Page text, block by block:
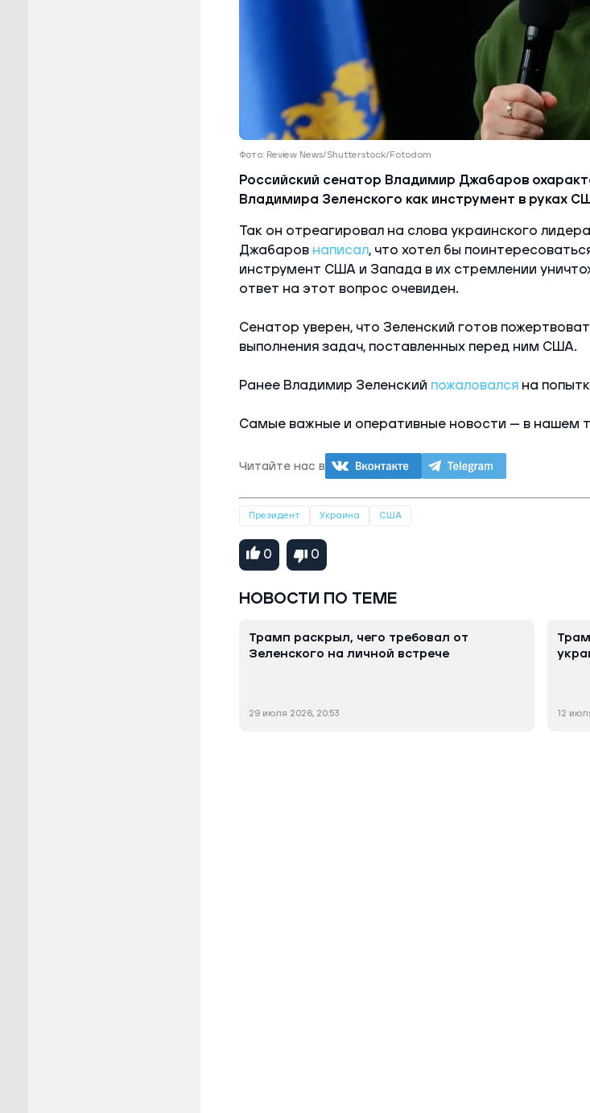
Фото: Review News/Shutterstock/Fotodom
Российский сенатор Владимир Джабаров
Владимира Зеленского как инструмент в руках
Так он отреагировал на слова украинского
Джабаров написал, что хотел бы
инструмент США и Запада в их стремлении
ответ на этот вопрос очевиден.
Сенатор уверен, что Зеленский готов
выполнения задач, поставленных перед ним США.
Ранее Владимир Зеленский пожаловалсяна
Самые важные и оперативные новости — в нашем
Читайте нас в
Президент Украина США
0 0
НОВОСТИ ПО ТЕМЕ
Трамп раскрыл, чего требовал от
Зеленского на личной встрече
29 июля 2026, 20:53 12